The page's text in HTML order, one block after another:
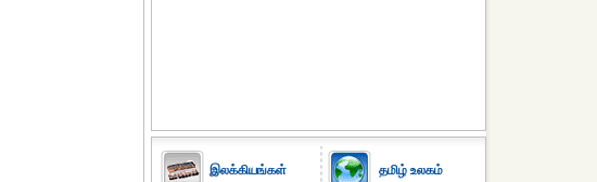
இலக்கியங்கள் தமிழ் உலகம்